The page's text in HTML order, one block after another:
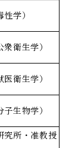
学）
衛生学）
衛生学）
生物学）
究所・准教授